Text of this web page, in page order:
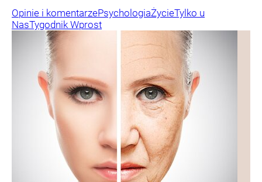
Opinie i komentarzePsychologiaŻycieTylko u
NasTygodnik Wprost